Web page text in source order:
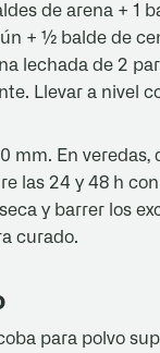
de arena + 1
+ ½ balde de
lechada de 2
Llevar a nivel
mm. En
las 24 y 48 h
y barrer los
curado.
para polvo